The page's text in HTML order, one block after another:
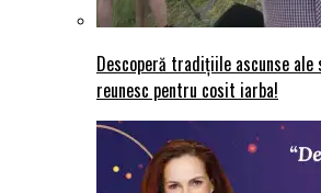
Descoperă tradițiile ascunse ale
reunesc pentru cosit iarba!